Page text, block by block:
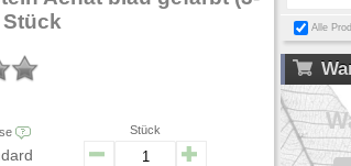
Stück
Stück
Alle